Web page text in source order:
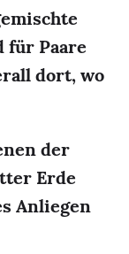
für Paare
dort, wo
der
Erde
Anliegen